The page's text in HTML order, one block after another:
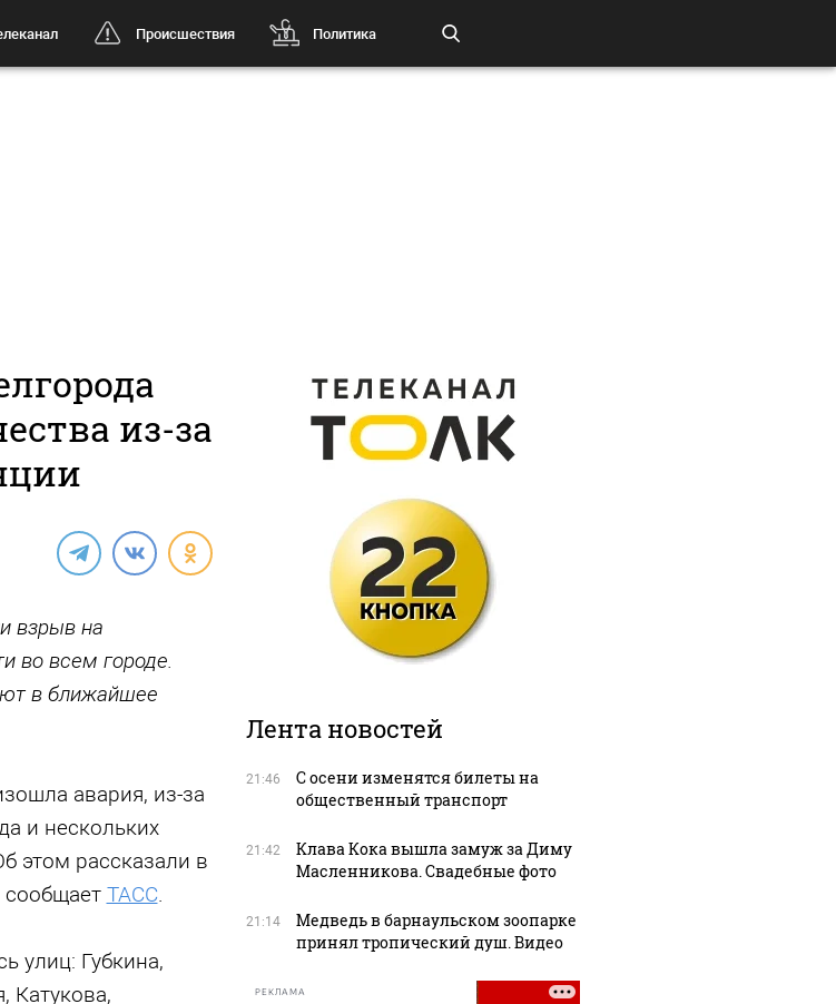
Происшествия Политика
из-за
взрыв на
во всем городе.
в ближайшее
авария, из-за
и нескольких
этом рассказали в
сообщает ТАСС.
улиц: Губкина,
Катукова,
Лента новостей
21:46
С осени изменятся билеты на
общественный транспорт
21:42
Клава Кока вышла замуж за Диму
Масленникова. Свадебные фото
21:14
Медведь в барнаульском зоопарке
принял тропический душ. Видео
РЕКЛАМА